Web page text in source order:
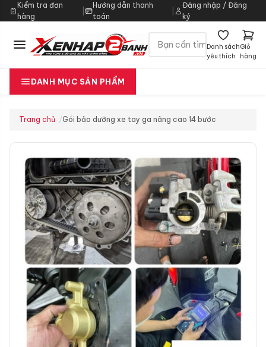
Kiểm tra đơn
hàng
|
Hướng dẫn thanh
toán
Đăng nhập / Đăng
ký
Danh sách
yêu thích
Giỏ
hàng
DANH MỤC SẢN PHẨM
Trang chủ Gói bảo dưỡng xe tay ga nâng cao 14 bước